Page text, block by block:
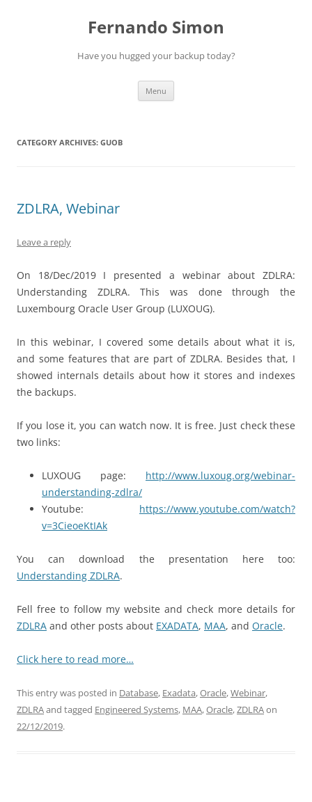
Fernando Simon
Have you hugged your backup today?
Menu
CATEGORY ARCHIVES: GUOB
ZDLRA, Webinar
Leave a reply
On 18/Dec/2019 I presented a webinar about ZDLRA:
Understanding ZDLRA. This was done through the
Luxembourg Oracle User Group (LUXOUG).
In this webinar, I covered some details about what it is,
and some features that are part of ZDLRA. Besides that, I
showed internals details about how it stores and indexes
the backups.
If you lose it, you can watch now. It is free. Just check these
two links:
LUXOUG page: http://www.luxoug.org/webinar-
understanding-zdlra/
Youtube: https://www.youtube.com/watch?
v=3CieoeKtIAk
You can download the presentation here too:
Understanding ZDLRA.
Fell free to follow my website and check more details for
ZDLRA and other posts about EXADATA, MAA, and Oracle.
Click here to read more…
This entry was posted in Database, Exadata,Oracle,Webinar,
ZDLRAand tagged Engineered Systems, MAA,Oracle,ZDLRAon
22/12/2019.